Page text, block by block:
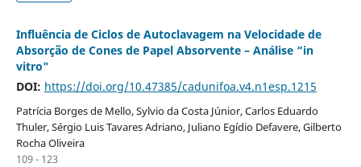
Influência de Ciclos de Autoclavagem na Velocidade de
Absorção de Cones de Papel Absorvente – Análise “in
vitro"
DOI: https://doi.org/10.47385/cadunifoa.v4.n1esp.1215
Patrícia Borges de Mello, Sylvio da Costa Júnior, Carlos Eduardo
Thuler, Sérgio Luis Tavares Adriano, Juliano Egídio Defavere, Gilberto
Rocha Oliveira
109 - 123